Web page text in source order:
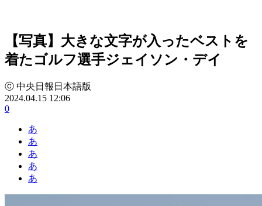
【写真】大きな文字が入ったベストを
着たゴルフ選手ジェイソン・デイ
ⓒ 中央日報日本語版
2024.04.15 12:06
0
あ
あ
あ
あ
あ